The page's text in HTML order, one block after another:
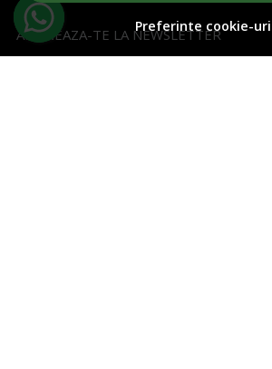
Preferinte cookie-uri
ABONEAZA-TE LA NEWSLETTER